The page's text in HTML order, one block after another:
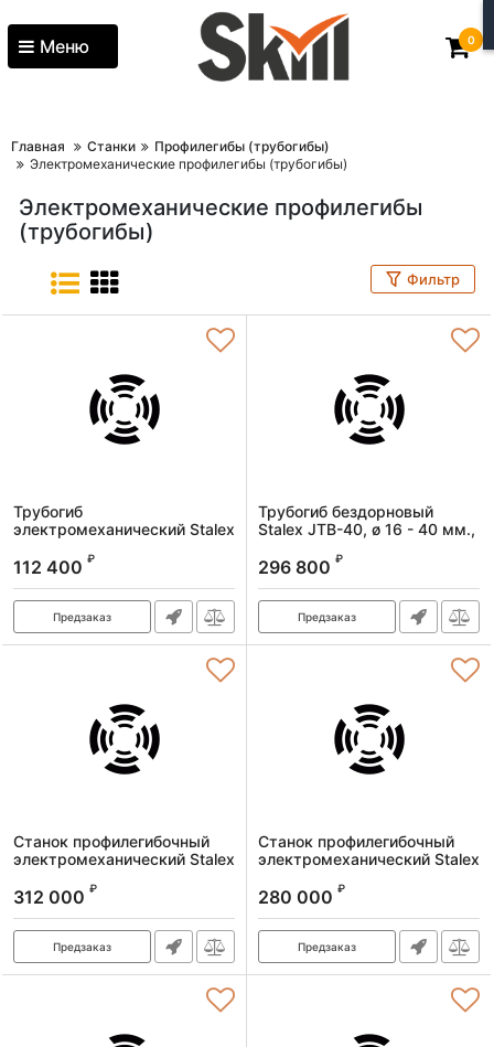
Меню 0
Главная Станки
Профилегибы (трубогибы)
Электромеханические профилегибы (трубогибы)
Электромеханические профилегибы
(трубогибы)
Фильтр
Трубогиб
электромеханический Stalex
76мм., профиль 16-50мм.,
Артикул: HHW-76B/380
112 400 ₽
Предзаказ
Трубогиб бездорновый
Stalex JTB-40, ø 16 - 40 мм.,
Артикул: 391062
296 800 ₽
Предзаказ
Станок профилегибочный
электромеханический Stalex
Артикул: 391003
312 000 ₽
Предзаказ
Станок профилегибочный
электромеханический Stalex
Артикул: 391012*
280 000 ₽
Предзаказ